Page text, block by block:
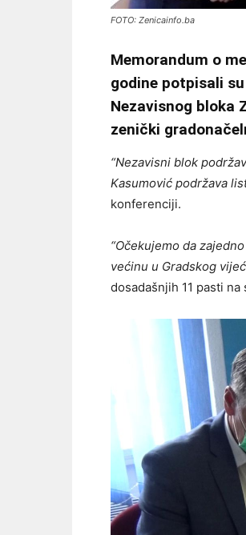
FOTO: Zenicainfo.ba
Memorandum o
godine potpisali
Nezavisnog bloka
zenički
“Nezavisni blok
Kasumović podržava
konferenciji.
“Očekujemo da
većinu u Gradskog
dosadašnjih 11 pasti na